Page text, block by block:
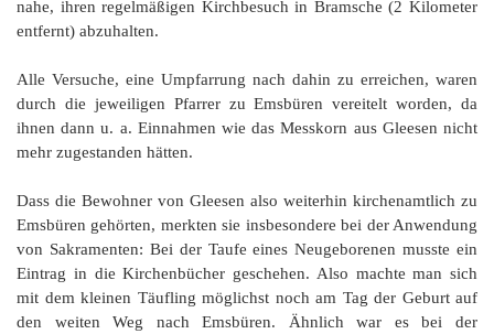
nahe, ihren regelmäßigen Kirchbesuch in Bramsche (2 Kilometer
entfernt) abzuhalten.
Alle Versuche, eine Umpfarrung nach dahin zu erreichen, waren
durch die jeweiligen Pfarrer zu Emsbüren vereitelt worden, da
ihnen dann u. a. Einnahmen wie das Messkorn aus Gleesen nicht
mehr zugestanden hätten.
Dass die Bewohner von Gleesen also weiterhin kirchenamtlich zu
Emsbüren gehörten, merkten sie insbesondere bei der Anwendung
von Sakramenten: Bei der Taufe eines Neugeborenen musste ein
Eintrag in die Kirchenbücher geschehen. Also machte man sich
mit dem kleinen Täufling möglichst noch am Tag der Geburt auf
den weiten Weg nach Emsbüren. Ähnlich war es bei der